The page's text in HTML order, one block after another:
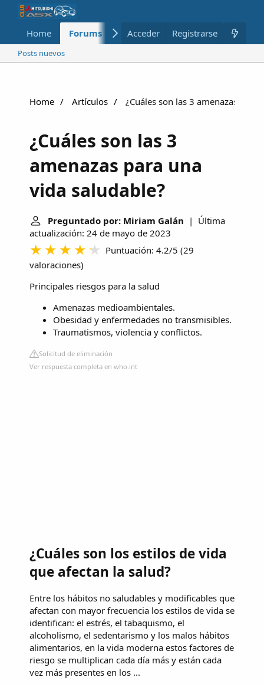
Home Forums Nuevo Miembros
Acceder Registrarse
Posts nuevos
Home Artículos ¿Cuáles son las 3 amenazas para
¿Cuáles son las 3
amenazas para una
vida saludable?
Preguntado por: Miriam Galán | Última
actualización: 24 de mayo de 2023
Puntuación: 4.2/5 (29
valoraciones)
Principales riesgos para la salud
Amenazas medioambientales.
Obesidad y enfermedades no transmisibles.
Traumatismos, violencia y conflictos.
Solicitud de eliminación
Ver respuesta completa en who.int
¿Cuáles son los estilos de vida
que afectan la salud?
Entre los hábitos no saludables y modificables que
afectan con mayor frecuencia los estilos de vida se
identifican: el estrés, el tabaquismo, el
alcoholismo, el sedentarismo y los malos hábitos
alimentarios, en la vida moderna estos factores de
riesgo se multiplican cada día más y están cada
vez más presentes en los ...